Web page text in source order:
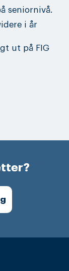
seniornivå.
i år
ut på FIG